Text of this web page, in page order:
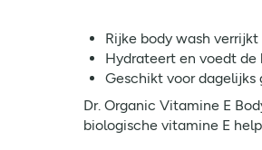
Rijke body wash
Hydrateert en voedt
Geschikt voor dagelijks
Dr. Organic Vitamine E
biologische vitamine E